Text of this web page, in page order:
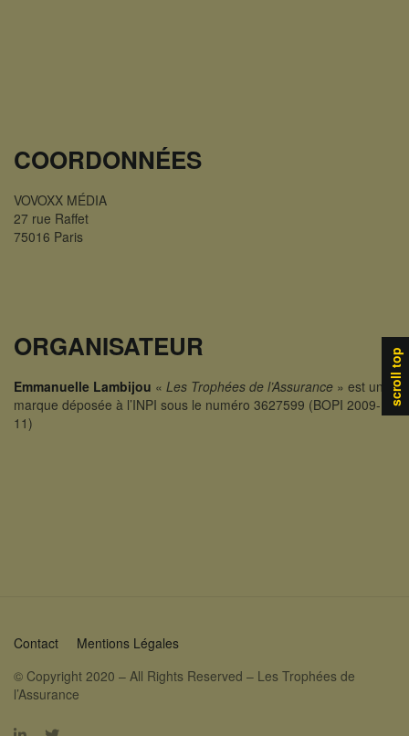
COORDONNÉES
VOVOXX MÉDIA
27 rue Raffet
75016 Paris
ORGANISATEUR
Emmanuelle Lambijou « Les Trophées de l’Assurance » est une
marque déposée à l’INPI sous le numéro 3627599 (BOPI 2009-
11)
Contact
Mentions Légales
© Copyright 2020 – All Rights Reserved – Les Trophées de
l’Assurance
scroll top